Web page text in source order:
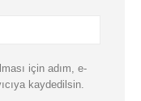
için adım, e-
kaydedilsin.